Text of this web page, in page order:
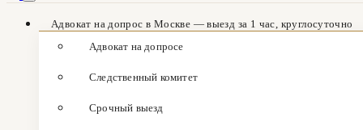
Адвокат на допрос в Москве — выезд за 1 час, круглосуточно
Адвокат на допросе
Следственный комитет
Срочный выезд